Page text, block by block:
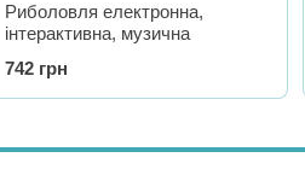
Риболовля електронна,
інтерактивна, музична
742 грн